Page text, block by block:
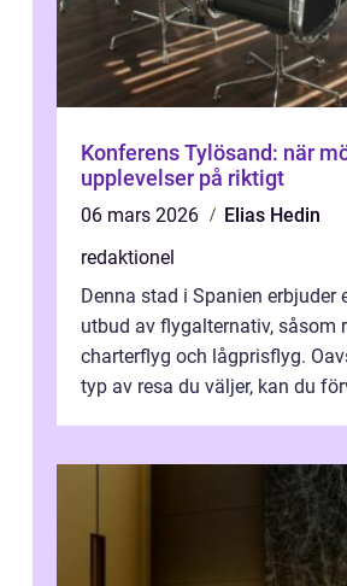
Konferens Tylösand: när
upplevelser på riktigt
06 mars 2026
Elias Hedin
redaktionel
Denna stad i Spanien erbjuder
utbud av flygalternativ, såsom
charterflyg och lågprisflyg.
typ av resa du väljer, kan du